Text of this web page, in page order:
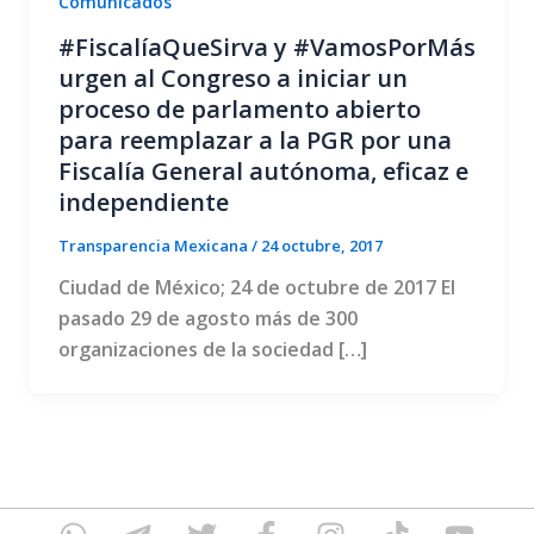
#FiscalíaQueSirva y #VamosPorMás
urgen al Congreso a iniciar un
proceso de parlamento abierto
para reemplazar a la PGR por una
Fiscalía General autónoma, eficaz e
independiente
Transparencia Mexicana / 24 octubre, 2017
Ciudad de México; 24 de octubre de 2017 El
pasado 29 de agosto más de 300
organizaciones de la sociedad […]
W T T F I T Y